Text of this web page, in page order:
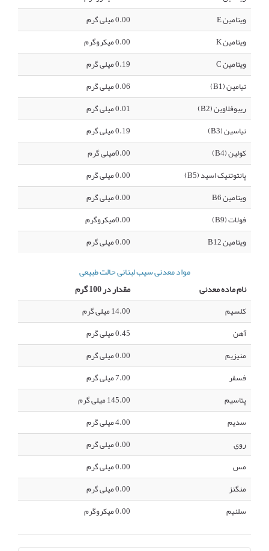
ویتامین E
0.00 میلی گرم
ویتامین K
0.00 میکروگرم
ویتامین C
0.19 میلی گرم
تیامین (B1)
0.06 میلی گرم
ریبوفلاوین (B2)
0.01 میلی گرم
نیاسین (B3)
0.19 میلی گرم
کولین (B4)
0.00میلی گرم
پانتوتنیک اسید (B5)
0.00 میلی گرم
ویتامین B6
0.00 میلی گرم
فولات (B9)
0.00میکروگرم
ویتامین B12
0.00 میلی گرم
مواد معدنی سیب لبنانی حالت طبیعی
نام ماده معدنی
مقدار در 100 گرم
کلسیم
14.00 میلی گرم
آهن
0.45 میلی گرم
منیزیم
0.00 میلی گرم
فسفر
7.00 میلی گرم
پتاسیم
145.00 میلی گرم
سدیم
4.00 میلی گرم
روی
0.00 میلی گرم
مس
0.00 میلی گرم
منگنز
0.00 میلی گرم
سلنیم
0.00 میکروگرم